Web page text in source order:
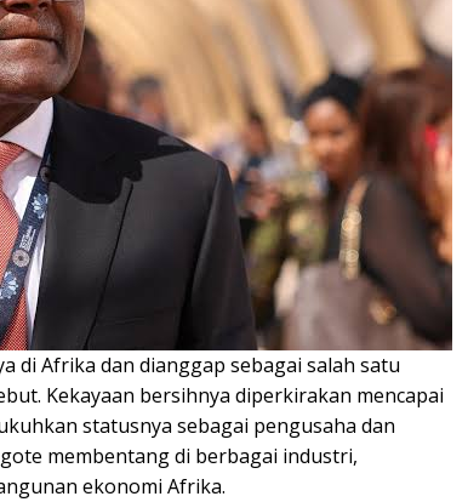
di Afrika dan dianggap sebagai salah satu
Kekayaan bersihnya diperkirakan mencapai
statusnya sebagai pengusaha dan
membentang di berbagai industri,
ekonomi Afrika.